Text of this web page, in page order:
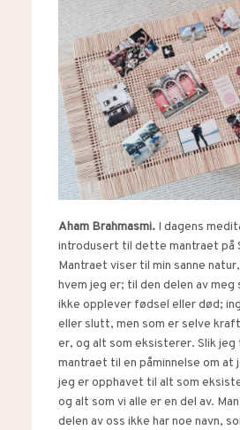
Aham Brahmasmi. I dagens
introdusert til dette mantraet på
Mantraet viser til min sanne
hvem jeg er; til den delen av meg
ikke opplever fødsel eller død;
eller slutt, men som er selve
er, og alt som eksisterer. Slik
mantraet til en påminnelse om at
jeg er opphavet til alt som
og alt som vi alle er en del av.
delen av oss ikke har noe navn,